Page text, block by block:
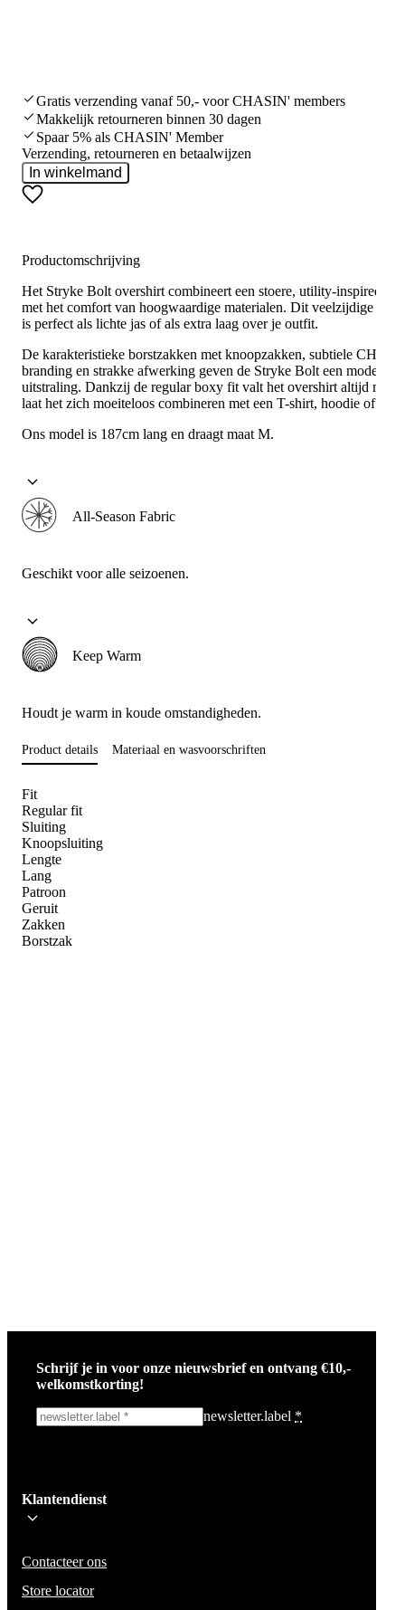
Gratis verzending vanaf 50,- voor CHASIN' members
Makkelijk retourneren binnen 30 dagen
Spaar 5% als CHASIN' Member
Verzending, retourneren en betaalwijzen
In winkelmand
Productomschrijving
Het Stryke Bolt overshirt combineert een stoere, utility-inspired
met het comfort van hoogwaardige materialen. Dit veelzijdige
is perfect als lichte jas of als extra laag over je outfit.
De karakteristieke borstzakken met knoopzakken, subtiele
branding en strakke afwerking geven de Stryke Bolt een moderne
uitstraling. Dankzij de regular boxy fit valt het overshirt altijd mooi
laat het zich moeiteloos combineren met een T-shirt, hoodie of
Ons model is 187cm lang en draagt maat M.
All-Season Fabric
Geschikt voor alle seizoenen.
Keep Warm
Houdt je warm in koude omstandigheden.
Product details Materiaal en wasvoorschriften
Fit
Regular fit
Sluiting
Knoopsluiting
Lengte
Lang
Patroon
Geruit
Zakken
Borstzak
Schrijf je in voor onze nieuwsbrief en ontvang €10,-
welkomstkorting!
newsletter.label *
Wees op de hoogte voor het laatste nieuws, campagnes en acties. We
mail niet delen en geen spam verzenden.
Klantendienst
Contacteer ons
Store locator